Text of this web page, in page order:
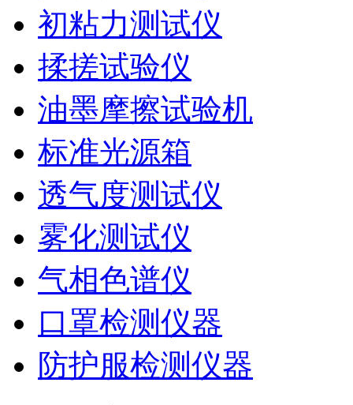
初粘力测试仪
揉搓试验仪
油墨摩擦试验机
标准光源箱
透气度测试仪
雾化测试仪
气相色谱仪
口罩检测仪器
防护服检测仪器